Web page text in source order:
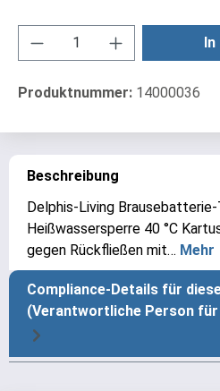
Produkt Anzahl: Gib In
Produktnummer: 14000036
Beschreibung
Delphis-Living
Heißwassersperre 40 °C
gegen Rückfließen mit… Mehr
Compliance-Details für
(Verantwortliche Person für